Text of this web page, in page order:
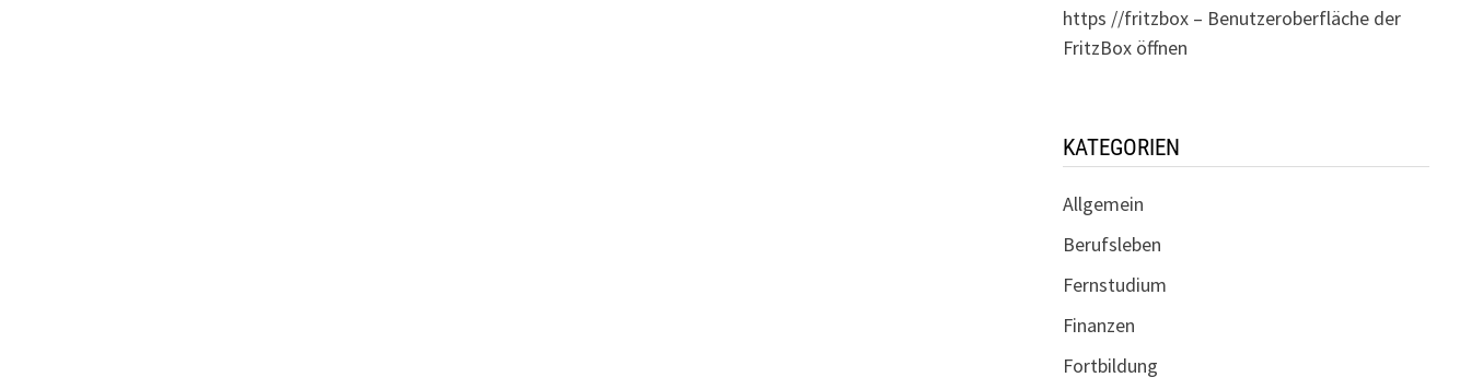
https //fritzbox – Benutzeroberfläche der
FritzBox öffnen
KATEGORIEN
Allgemein
Berufsleben
Fernstudium
Finanzen
Fortbildung